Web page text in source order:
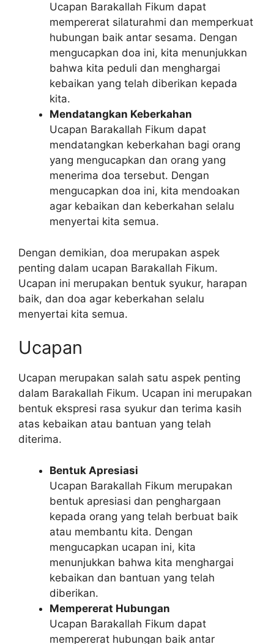
Ucapan Barakallah Fikum dapat
mempererat silaturahmi dan memperkuat
hubungan baik antar sesama. Dengan
mengucapkan doa ini, kita menunjukkan
bahwa kita peduli dan menghargai
kebaikan yang telah diberikan kepada
kita.
Mendatangkan Keberkahan
Ucapan Barakallah Fikum dapat
mendatangkan keberkahan bagi orang
yang mengucapkan dan orang yang
menerima doa tersebut. Dengan
mengucapkan doa ini, kita mendoakan
agar kebaikan dan keberkahan selalu
menyertai kita semua.
Dengan demikian, doa merupakan aspek
penting dalam ucapan Barakallah Fikum.
Ucapan ini merupakan bentuk syukur, harapan
baik, dan doa agar keberkahan selalu
menyertai kita semua.
Ucapan
Ucapan merupakan salah satu aspek penting
dalam Barakallah Fikum. Ucapan ini merupakan
bentuk ekspresi rasa syukur dan terima kasih
atas kebaikan atau bantuan yang telah
diterima.
Bentuk Apresiasi
Ucapan Barakallah Fikum merupakan
bentuk apresiasi dan penghargaan
kepada orang yang telah berbuat baik
atau membantu kita. Dengan
mengucapkan ucapan ini, kita
menunjukkan bahwa kita menghargai
kebaikan dan bantuan yang telah
diberikan.
Mempererat Hubungan
Ucapan Barakallah Fikum dapat
mempererat hubungan baik antar